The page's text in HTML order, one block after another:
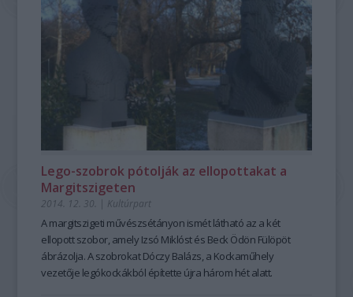
Lego-szobrok pótolják az ellopottakat a
Margitszigeten
2014. 12. 30. | Kultúrpart
Amargitszigeti művészsétányon ismét látható az a két
ellopott szobor, amely Izsó Miklóst és Beck Ödön Fülöpöt
ábrázolja. A szobrokatDóczy Balázs, a Kockaműhely
vezetője legókockákból építette újra három hét alatt.